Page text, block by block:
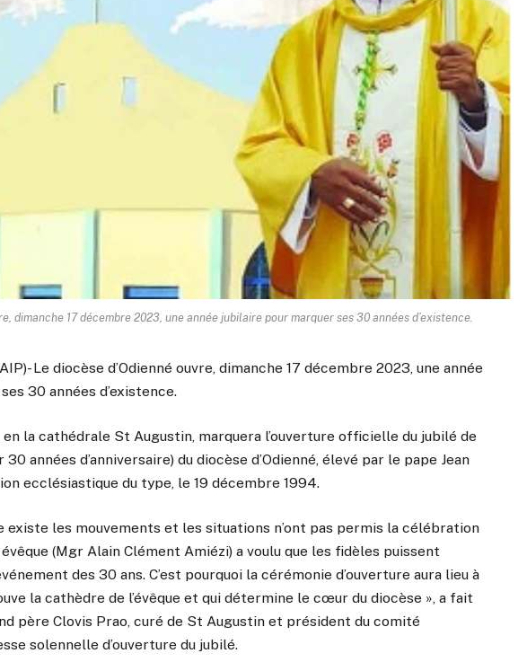
dimanche 17 décembre 2023, une année jubilaire pour marquer ses 30 années d’existence.
Le diocèse d’Odienné ouvre, dimanche 17 décembre 2023, une année
30 années d’existence.
la cathédrale St Augustin, marquera l’ouverture officielle du jubilé de
années d’anniversaire) du diocèse d’Odienné, élevé par le pape Jean
ecclésiastique du type, le 19 décembre 1994.
existe les mouvements et les situations n’ont pas permis la célébration
(Mgr Alain Clément Amiézi) a voulu que les fidèles puissent
des 30 ans. C’est pourquoi la cérémonie d’ouverture aura lieu à
la cathèdre de l’évêque et qui détermine le cœur du diocèse », a fait
père Clovis Prao, curé de St Augustin et président du comité
solennelle d’ouverture du jubilé.